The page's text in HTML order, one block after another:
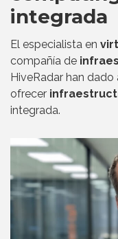
integrada
El especialista en
compañía de
HiveRadar han
ofrecer
integrada.